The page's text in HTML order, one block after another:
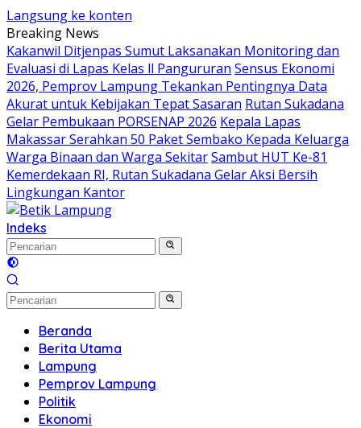
Langsung ke konten
Breaking News
Kakanwil Ditjenpas Sumut Laksanakan Monitoring dan
Evaluasi di Lapas Kelas ll Pangururan Sensus Ekonomi
2026, Pemprov Lampung Tekankan Pentingnya Data
Akurat untuk Kebijakan Tepat Sasaran Rutan Sukadana
Gelar Pembukaan PORSENAP 2026 Kepala Lapas
Makassar Serahkan 50 Paket Sembako Kepada Keluarga
Warga Binaan dan Warga SekitarSambut HUT Ke-81
Kemerdekaan RI, Rutan Sukadana Gelar Aksi Bersih
Lingkungan Kantor
Indeks
Beranda
Berita Utama
Lampung
Pemprov Lampung
Politik
Ekonomi